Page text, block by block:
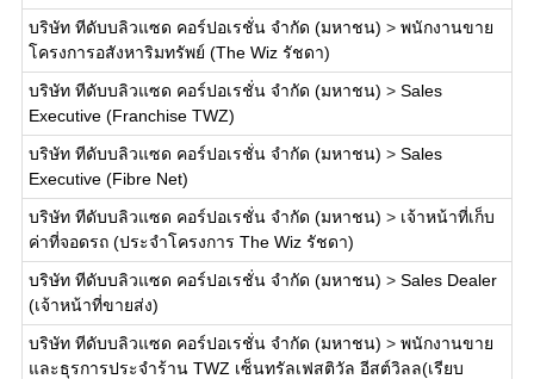
บริษัท ทีดับบลิวแซด คอร์ปอเรชั่น จำกัด (มหาชน) > พนักงานขาย
โครงการอสังหาริมทรัพย์ (The Wiz รัชดา)
บริษัท ทีดับบลิวแซด คอร์ปอเรชั่น จำกัด (มหาชน) > Sales
Executive (Franchise TWZ)
บริษัท ทีดับบลิวแซด คอร์ปอเรชั่น จำกัด (มหาชน) > Sales
Executive (Fibre Net)
บริษัท ทีดับบลิวแซด คอร์ปอเรชั่น จำกัด (มหาชน) > เจ้าหน้าที่เก็บ
ค่าที่จอดรถ (ประจำโครงการ The Wiz รัชดา)
บริษัท ทีดับบลิวแซด คอร์ปอเรชั่น จำกัด (มหาชน) > Sales Dealer
(เจ้าหน้าที่ขายส่ง)
บริษัท ทีดับบลิวแซด คอร์ปอเรชั่น จำกัด (มหาชน) > พนักงานขาย
และธุรการประจำร้าน TWZ เซ็นทรัลเฟสติวัล อีสต์วิลล(เรียบ